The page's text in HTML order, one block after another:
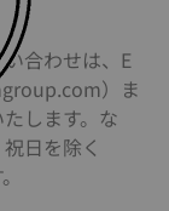
合わせは、E
）ま
します。な
日を除く